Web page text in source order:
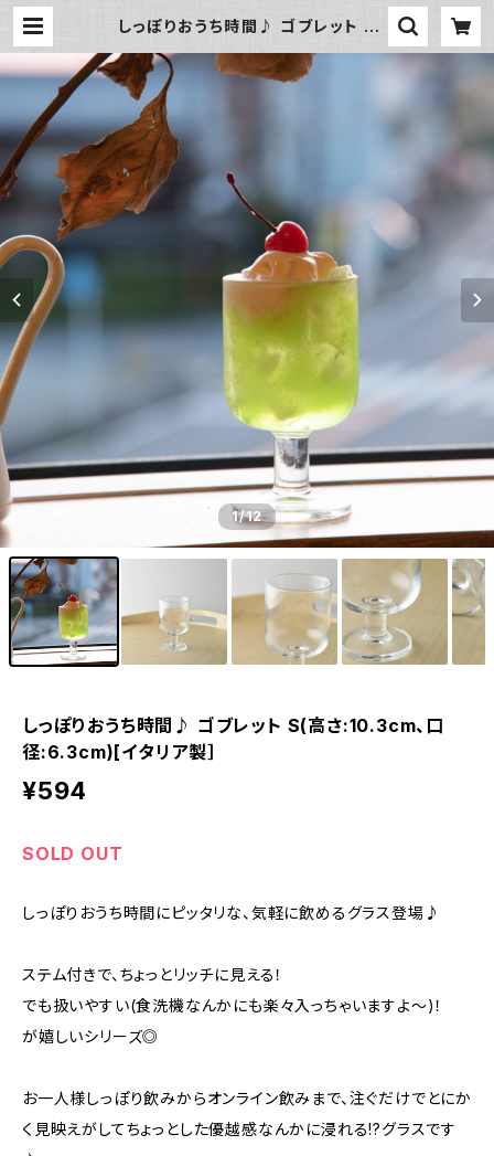
しっぽりおうち時間♪ ゴブレット S
ア製］ | 暮らし道具と服のお店 Zoo
1/12
しっぽりおうち時間♪ ゴブレット S(高さ:10.3cm、口
径:6.3cm)[イタリア製］
¥594
SOLD OUT
しっぽりおうち時間にピッタリな、気軽に飲めるグラス登場♪
ステム付きで、ちょっとリッチに見える！
でも扱いやすい(食洗機なんかにも楽々入っちゃいますよ〜)！
が嬉しいシリーズ◎
お一人様しっぽり飲みからオンライン飲みまで、注ぐだけでとにか
く見映えがしてちょっとした優越感なんかに浸れる!?グラスです